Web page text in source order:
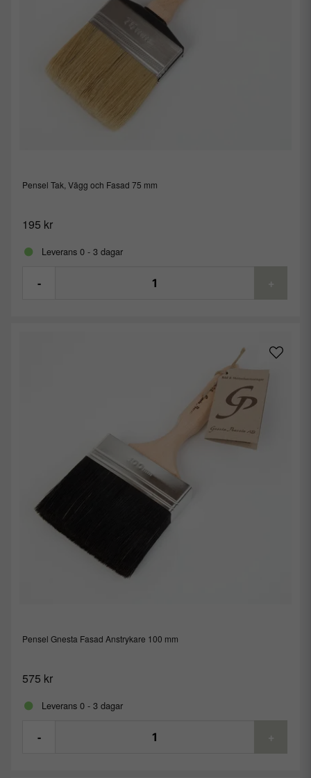
Pensel Tak, Vägg och Fasad 75 mm
195 kr
Leverans 0 - 3 dagar
- +
Pensel Gnesta Fasad Anstrykare 100 mm
575 kr
Leverans 0 - 3 dagar
- +